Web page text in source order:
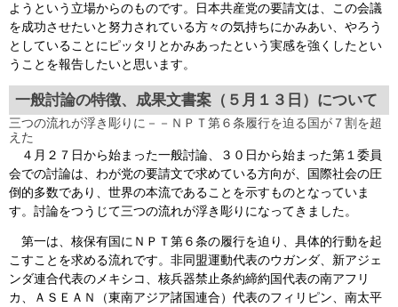
ようという立場からのものです。日本共産党の要請文は、この会議
を成功させたいと努力されている方々の気持ちにかみあい、やろう
としていることにピッタリとかみあったという実感を強くしたとい
うことを報告したいと思います。
一般討論の特徴、成果文書案（５月１３日）について
三つの流れが浮き彫りに－－ＮＰＴ第６条履行を迫る国が７割を超
えた
４月２７日から始まった一般討論、３０日から始まった第１委員
会での討論は、わが党の要請文で求めている方向が、国際社会の圧
倒的多数であり、世界の本流であることを示すものとなっていま
す。討論をつうじて三つの流れが浮き彫りになってきました。
第一は、核保有国にＮＰＴ第６条の履行を迫り、具体的行動を起
こすことを求める流れです。非同盟運動代表のウガンダ、新アジェ
ンダ連合代表のメキシコ、核兵器禁止条約締約国代表の南アフリ
カ、ＡＳＥＡＮ（東南アジア諸国連合）代表のフィリピン、南太平